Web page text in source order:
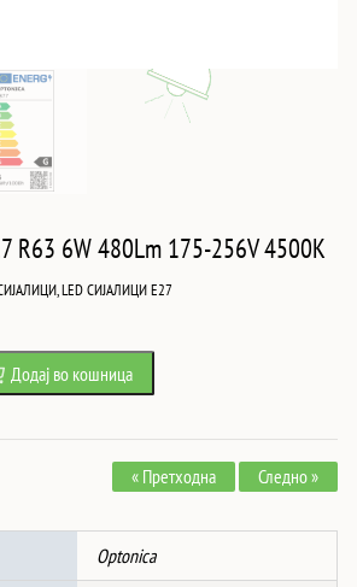
R63 6W 480Lm 175-256V 4500K
,LED СИЈАЛИЦИ Е27
Додај во кошница
« Претходна Следно »
Optonica